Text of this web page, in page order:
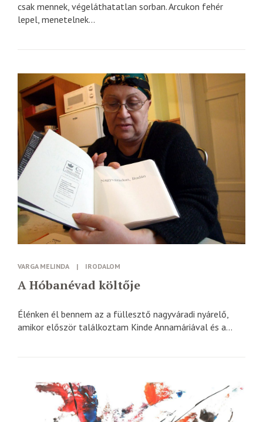
csak mennek, végeláthatatlan sorban. Arcukon fehér
lepel, menetelnek...
VARGA MELINDA | IRODALOM
A Hóbanévad költője
Élénken él bennem az a füllesztő nagyváradi nyárelő,
amikor először találkoztam Kinde Annamáriával és a...